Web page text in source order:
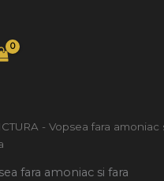
- Vopsea fara amoniac
fara amoniac si fara